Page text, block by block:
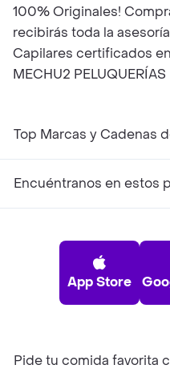
100% Originales!
recibirás toda la
Capilares certificados
MECHU2 PELUQUERÍAS
Top Marcas y Cadenas
Encuéntranos en estos
App Store
Pide tu comida favorita